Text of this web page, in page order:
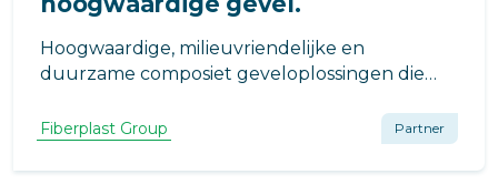
Hoogwaardige, milieuvriendelijke en
duurzame composiet geveloplossingen die
hoge brandklasse. Behoeven weinig
onderhoud en zijn na hun levensduur
volledig recyclebaar.
Fiberplast Group Partner